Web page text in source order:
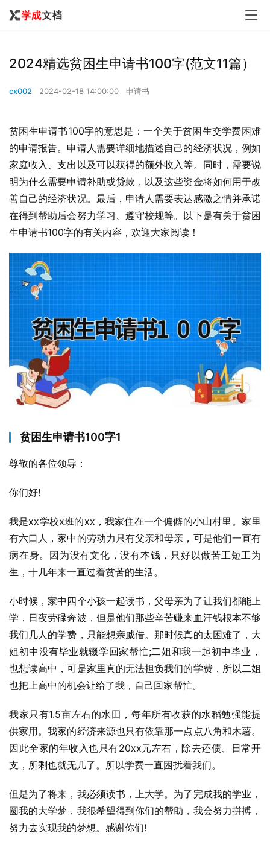
2024精选贫困生申请书100字(范文11篇）
cx002 2024-02-18 14:00:00 申请书
贫困生申请书100字的意思是：一个关于贫困生交学费困难
的申请报告。申请人需要详细地描述自己的经济状况，例如
家庭收入、支出以及可以获得的额外收入等。同时，需要说
明为什么需要申请补助或贷款，以及这些资金将如何用于改
善自己的经济状况。最后，申请人需要表达感激之情并承诺
在得到帮助后会努力学习、遵守校规等。以下是有关于贫困
生申请书100字的有关内容，欢迎大家阅读！
贫困生申请书100字1
尊敬的各位领导：
你们好!
我是xx学校x班的xx，我家住在一个偏僻的小山村里。家里
有六口人，家中的劳动力只有父亲和母亲，可是他们一直有
病在身。因为没有文化，没有本钱，只好以做苦工短工为
生，十几年来一直过着贫苦的生活。
小时候，家中四个小孩一起读书，父母亲为了让我们都能上
学，日夜劳碌奔波，但是他们那些辛苦赚来血汗钱根本不够
我们几人的学费，只能想亲戚借。那时候真的太困难了，大
姐初中没有毕业就辍学回家帮忙;二姐和我一起初中毕业，
也想读高中，可是家里真的无法担负我们的学费，所以二姐
也把上高中的机会让给了我，自己回家帮忙。
我家只有1.5亩左右的水田，每年所有收获的水稻勉强能提
供家用。我家的经济来源也只有依靠那一点点八角和木薯。
因此全家的年收入也只有20xx元左右，除去还债、日常开
支，所剩也就无几了。所以学费一直困扰着我们。
但是为了将来，我必须读书，上大学。为了完成我的学业，
圆我的大学梦，我很希望得到你们的帮助，我会努力拼搏，
努力去实现我的梦想。感谢你们!